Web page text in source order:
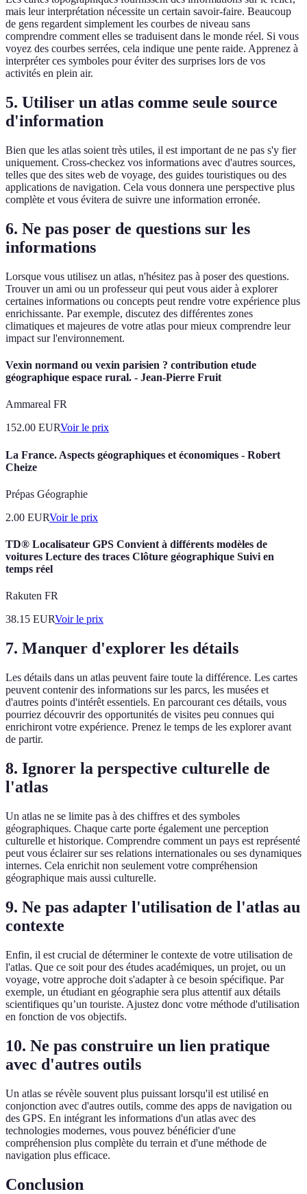
mais leur interprétation nécessite un certain savoir-faire. Beaucoup
de gens regardent simplement les courbes de niveau sans
comprendre comment elles se traduisent dans le monde réel. Si vous
voyez des courbes serrées, cela indique une pente raide. Apprenez à
interpréter ces symboles pour éviter des surprises lors de vos
activités en plein air.
5. Utiliser un atlas comme seule source
d'information
Bien que les atlas soient très utiles, il est important de ne pas s'y fier
uniquement. Cross-checkez vos informations avec d'autres sources,
telles que des sites web de voyage, des guides touristiques ou des
applications de navigation. Cela vous donnera une perspective plus
complète et vous évitera de suivre une information erronée.
6. Ne pas poser de questions sur les
informations
Lorsque vous utilisez un atlas, n'hésitez pas à poser des questions.
Trouver un ami ou un professeur qui peut vous aider à explorer
certaines informations ou concepts peut rendre votre expérience plus
enrichissante. Par exemple, discutez des différentes zones
climatiques et majeures de votre atlas pour mieux comprendre leur
impact sur l'environnement.
Vexin normand ou vexin parisien ? contribution etude
géographique espace rural. - Jean-Pierre Fruit
Ammareal FR
152.00 EURVoir le prix
La France. Aspects géographiques et économiques - Robert
Cheize
Prépas Géographie
2.00 EURVoir le prix
TD® Localisateur GPS Convient à différents modèles de
voitures Lecture des traces Clôture géographique Suivi en
temps réel
Rakuten FR
38.15 EURVoir le prix
7. Manquer d'explorer les détails
Les détails dans un atlas peuvent faire toute la différence. Les cartes
peuvent contenir des informations sur les parcs, les musées et
d'autres points d'intérêt essentiels. En parcourant ces détails, vous
pourriez découvrir des opportunités de visites peu connues qui
enrichiront votre expérience. Prenez le temps de les explorer avant
de partir.
8. Ignorer la perspective culturelle de
l'atlas
Un atlas ne se limite pas à des chiffres et des symboles
géographiques. Chaque carte porte également une perception
culturelle et historique. Comprendre comment un pays est représenté
peut vous éclairer sur ses relations internationales ou ses dynamiques
internes. Cela enrichit non seulement votre compréhension
géographique mais aussi culturelle.
9. Ne pas adapter l'utilisation de l'atlas au
contexte
Enfin, il est crucial de déterminer le contexte de votre utilisation de
l'atlas. Que ce soit pour des études académiques, un projet, ou un
voyage, votre approche doit s'adapter à ce besoin spécifique. Par
exemple, un étudiant en géographie sera plus attentif aux détails
scientifiques qu’un touriste. Ajustez donc votre méthode d'utilisation
en fonction de vos objectifs.
10. Ne pas construire un lien pratique
avec d'autres outils
Un atlas se révèle souvent plus puissant lorsqu'il est utilisé en
conjonction avec d'autres outils, comme des apps de navigation ou
des GPS. En intégrant les informations d'un atlas avec des
technologies modernes, vous pouvez bénéficier d'une
compréhension plus complète du terrain et d'une méthode de
navigation plus efficace.
Conclusion